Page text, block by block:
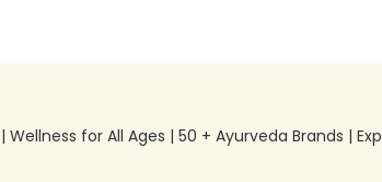
| Wellness for All Ages | 50 + Ayurveda Brands |